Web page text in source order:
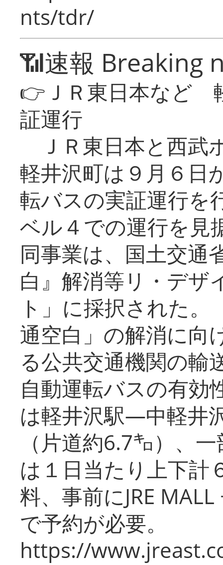
nts/tdr/
📶速報 Breaking
👉ＪＲ東日本など
証運行
ＪＲ東日本と西武
軽井沢町は９月６日
転バスの実証運行を
ベル４での運行を見
同事業は、国土交通
白』解消等リ・デザ
ト」に採択された
通空白」の解消に向
る公共交通機関の輸
自動運転バスの有効
は軽井沢駅―中軽井
（片道約6.7㌔）、
は１日当たり上下計
料、事前にJRE
で予約が必要。
https://